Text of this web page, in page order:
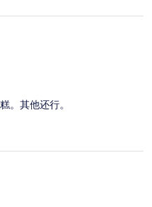
。其他还行。